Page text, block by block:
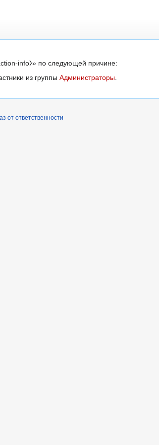
info⧽» по следующей причине:
из группы Администраторы.
от ответственности